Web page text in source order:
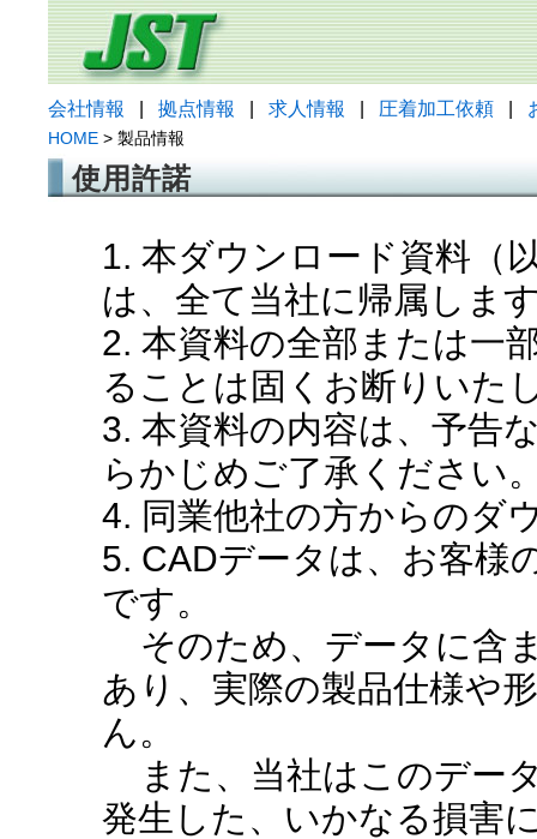
会社情報 拠点情報 求人情報 圧着加工依頼
HOME > 製品情報
使用許諾
1. 本ダウンロード資料（
は、全て当社に帰属しま
2. 本資料の全部または一
ることは固くお断りいた
3. 本資料の内容は、予告
らかじめご了承ください
4. 同業他社の方からのダ
5. CADデータは、お客様
です。
そのため、データに含
あり、実際の製品仕様や
ん。
また、当社はこのデー
発生した、いかなる損害